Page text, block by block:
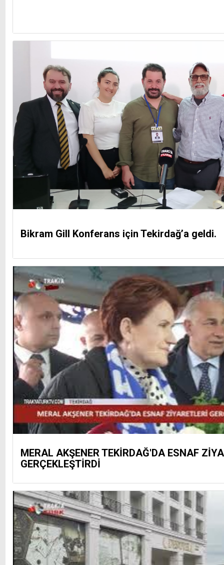
Bikram Gill Konferans için Tekirdağ’a geldi.
MERAL AKŞENER TEKİRDAĞ'DA ESNAF
GERÇEKLEŞTİRDİ